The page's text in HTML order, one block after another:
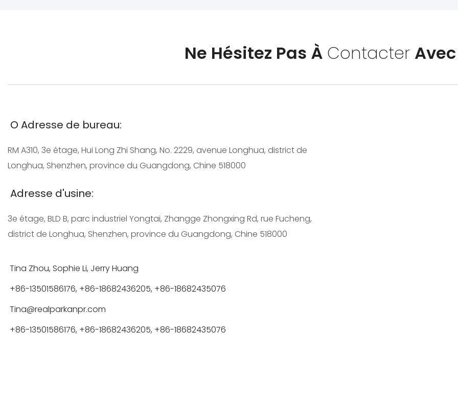
Ne Hésitez Pas À Contacter
O Adresse de bureau:
RM A310, 3e étage, Hui Long Zhi Shang, No. 2229, avenue Longhua, district de
Longhua, Shenzhen, province du Guangdong, Chine 518000
Adresse d'usine:
3e étage, BLD B, parc industriel Yongtai, Zhangge Zhongxing Rd, rue Fucheng,
district de Longhua, Shenzhen, province du Guangdong, Chine 518000
Tina Zhou, Sophie Li, Jerry Huang
+86-13501586176, +86-18682436205, +86-18682435076
Tina@realparkanpr.com
+86-13501586176, +86-18682436205, +86-18682435076